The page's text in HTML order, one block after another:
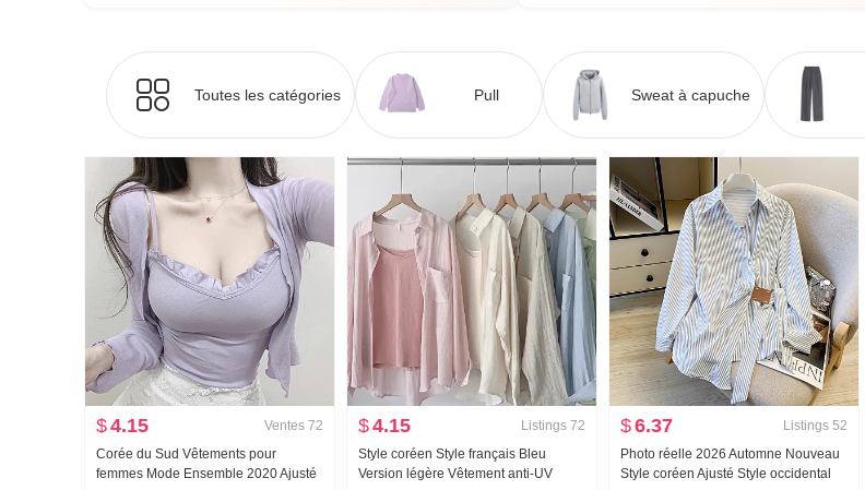
Toutes les catégories Pull Sweat à capuche
$4.15 Ventes 72
Corée du Sud Vêtements pour
femmes Mode Ensemble 2020 Ajusté
$4.15 Listings 72
Style coréen Style français Bleu
Version légère Vêtement anti-UV
$6.37 Listings 52
Photo réelle 2026 Automne Nouveau
Style coréen Ajusté Style occidental